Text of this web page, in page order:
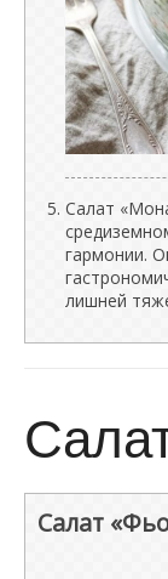
Салат
гармонии.
лишней
Салат